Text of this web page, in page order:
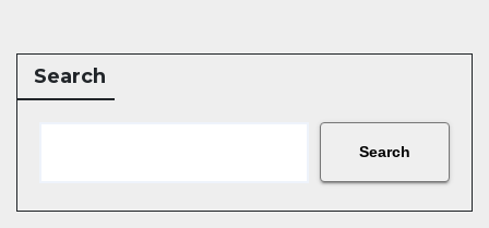
Search
Search